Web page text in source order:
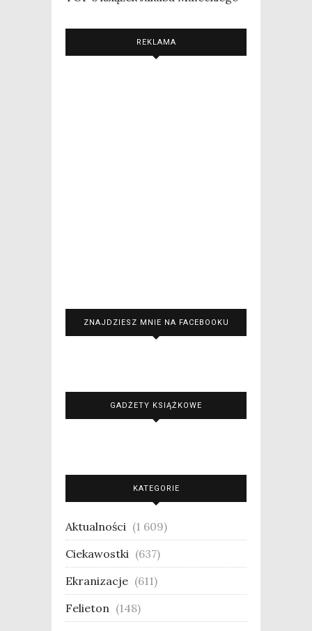
REKLAMA
ZNAJDZIESZ MNIE NA FACEBOOKU
GADŻETY KSIĄŻKOWE
KATEGORIE
Aktualności (1 609)
Ciekawostki (637)
Ekranizacje (611)
Felieton (148)